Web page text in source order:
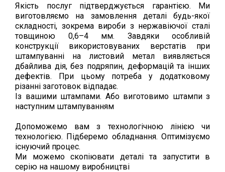
Якість послуг підтверджується гарантією. Ми
виготовляємо на замовлення деталі будь-якої
складності, зокрема вироби з нержавіючої сталі
товщиною 0,6–4 мм. Завдяки особливій
конструкції використовуваних верстатів при
штампуванні на листовий метал виявляється
дбайлива дія, без подряпин, деформацій та інших
дефектів. При цьому потреба у додатковому
різанні заготовок відпадає.
Із вашими штампами. Або виготовимо штампи з
наступним штампуванням
Допоможемо вам з технологічною лінією чи
технологією. Підберемо обладнання. Оптимізуємо
існуючий процес.
Ми можемо скопіювати деталі та запустити в
серію на нашому виробництві